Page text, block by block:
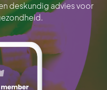
deskundig advies voor